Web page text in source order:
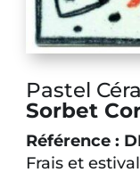
Pastel
Sorbet
Référence :
Frais et estival